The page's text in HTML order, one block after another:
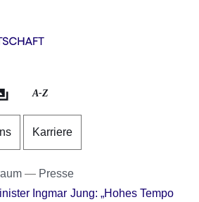
A-Z
Karriere
Presse
Ingmar Jung: „Hohes Tempo